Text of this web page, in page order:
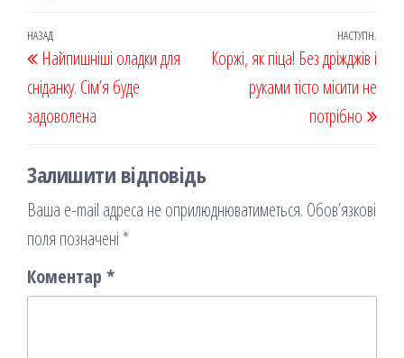
k on ис
Навігація
записів
Попередній
запис
НАЗАД
Найпишніші оладки для
сніданку. Сім’я буде
задоволена
НАСТУПН.
Коржі, як піца! Без дріжджів і
руками тісто місити не
потрібно
Залишити відповідь
Ваша e-mail адреса не оприлюднюватиметься. Обов’язкові
поля позначені *
Коментар *